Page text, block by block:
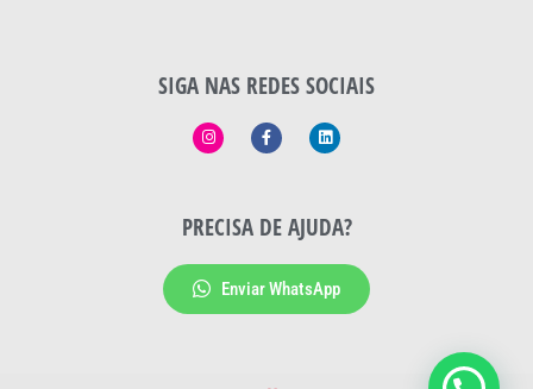
SIGA NAS REDES SOCIAIS
PRECISA DE AJUDA?
Enviar WhatsApp